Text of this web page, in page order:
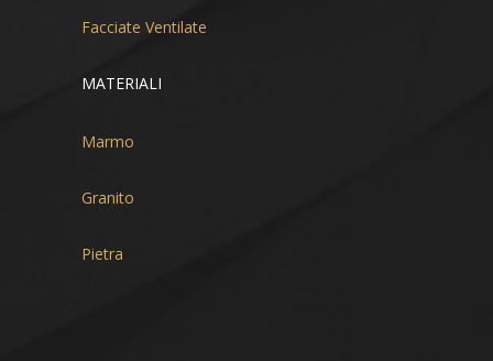
Facciate Ventilate
MATERIALI
Marmo
Granito
Pietra